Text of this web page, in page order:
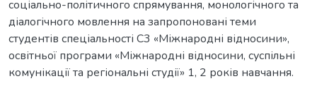
соціально-політичного спрямування, монологічного та
діалогічного мовлення на запропоновані теми
студентів спеціальності С3 «Міжнародні відносини»,
освітньої програми «Міжнародні відносини, суспільні
комунікації та регіональні студії» 1, 2 років навчання.